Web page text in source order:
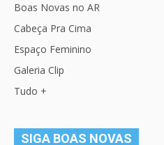
Boas Novas no AR
Cabeça Pra Cima
Espaço Feminino
Galeria Clip
Tudo +
SIGA BOAS NOVAS